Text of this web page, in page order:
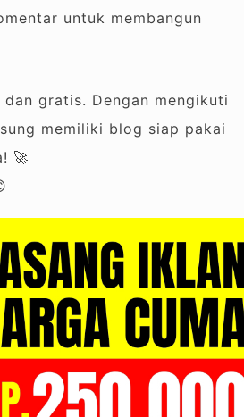
untuk membangun
gratis. Dengan mengikuti
memiliki blog siap pakai
🚀